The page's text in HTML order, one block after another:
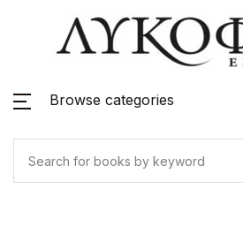
Browse categories